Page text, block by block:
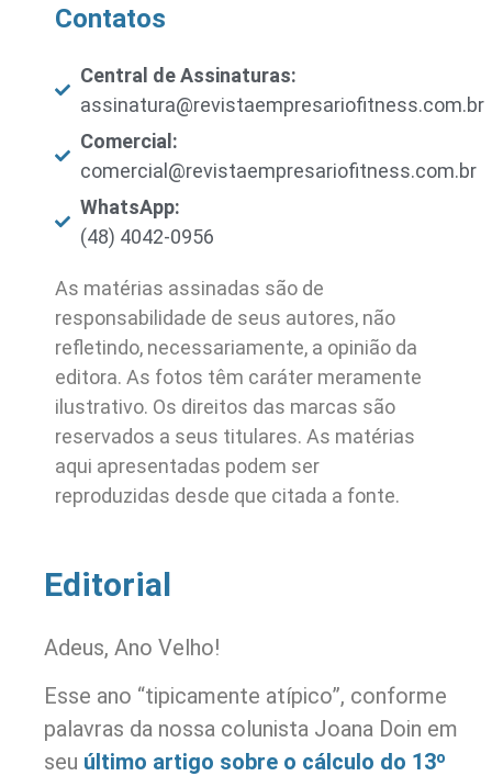
Contatos
Central de Assinaturas:
assinatura@revistaempresariofitness.com.br
Comercial:
comercial@revistaempresariofitness.com.br
WhatsApp:
(48) 4042-0956
As matérias assinadas são de
responsabilidade de seus autores, não
refletindo, necessariamente, a opinião da
editora. As fotos têm caráter meramente
ilustrativo. Os direitos das marcas são
reservados a seus titulares. As matérias
aqui apresentadas podem ser
reproduzidas desde que citada a fonte.
Editorial
Adeus, Ano Velho!
Esse ano “tipicamente atípico”, conforme
palavras da nossa colunista Joana Doin em
seu último artigo sobre o cálculo do 13º